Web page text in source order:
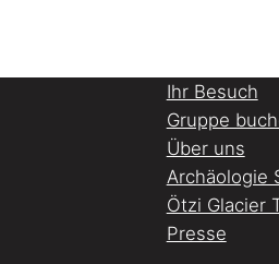
Ihr Besuch
Gruppe
Über uns
Archäologie
Ötzi Glacier
Presse